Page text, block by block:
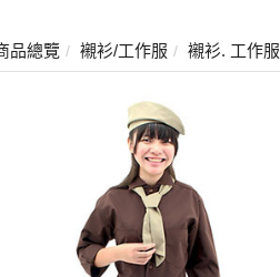
品總覽 襯衫/工作服 襯衫. 工作服